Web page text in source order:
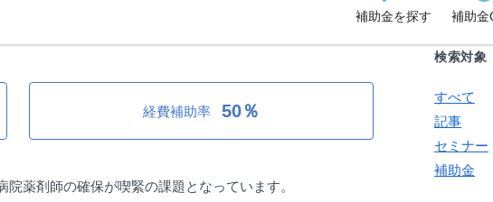
補助金を探す 補助金
経費補助率 50％
薬剤師の確保が喫緊の課題となっています。
条件か
検索対象
すべて
記事
セミナー
補助金